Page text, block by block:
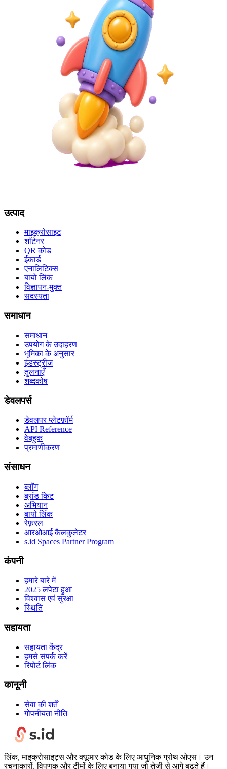
उत्पाद
माइक्रोसाइट
शॉर्टनर
QR कोड
ईकार्ड
एनालिटिक्स
बायो लिंक
विज्ञापन-मुक्त
सदस्यता
समाधान
समाधान
उपयोग के उदाहरण
भूमिका के अनुसार
इंडस्ट्रीज
तुलनाएँ
शब्दकोष
डेवलपर्स
डेवलपर प्लेटफ़ॉर्म
API Reference
वेबहुक
प्रमाणीकरण
संसाधन
ब्लॉग
ब्रांड किट
अभियान
बायो लिंक
रेफ़रल
आरओआई कैलकुलेटर
s.id Spaces Partner Program
कंपनी
हमारे बारे में
2025 लपेटा हुआ
विश्वास एवं सुरक्षा
स्थिति
सहायता
सहायता केंद्र
हमसे संपर्क करें
रिपोर्ट लिंक
कानूनी
सेवा की शर्तें
गोपनीयता नीति
लिंक, माइक्रोसाइट्स और क्यूआर कोड के लिए आधुनिक ग्रोथ ओएस। उन
रचनाकारों, विपणक और टीमों के लिए बनाया गया जो तेजी से आगे बढ़ते हैं।